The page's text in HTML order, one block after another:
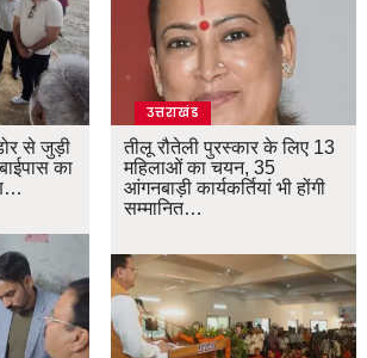
से जुड़ी
का
उत्तराखंड
तीलू रौतेली पुरस्कार के लिए 13
महिलाओं का चयन, 35
आंगनबाड़ी कार्यकर्तियां भी होंगी
सम्मानित…